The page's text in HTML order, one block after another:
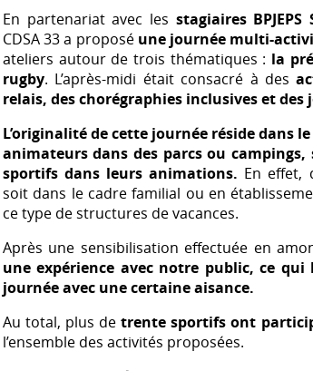
En partenariat avec les stagiaires BPJEPS
CDSA33 a proposé une journée multi-
ateliers autour de trois thématiques : la
rugby. L’après-midi était consacré à des
relais, des chorégraphies inclusives et des
L’originalité de cette journée réside dans
animateurs dans des parcs ou
sportifs dans leurs animations. En effet,
soit dans le cadre familial ou en
ce type de structures de vacances.
Après une sensibilisation effectuée en
une expérience avec notre public, ce qui
journée avec une certaine aisance.
Au total, plus detrente sportifs ont
l’ensemble des activités proposées.